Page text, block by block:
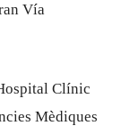
Vía
Clínic
Mèdiques